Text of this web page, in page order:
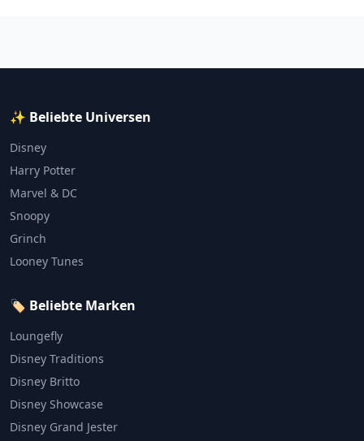
✨ Beliebte Universen
Disney
Harry Potter
Marvel & DC
Snoopy
Grinch
Looney Tunes
🏷️ Beliebte Marken
Loungefly
Disney Traditions
Disney Britto
Disney Showcase
Disney Grand Jester